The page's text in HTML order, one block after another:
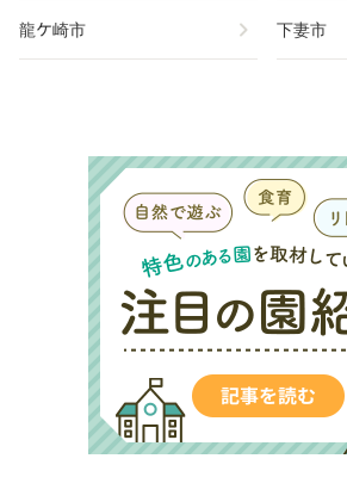
龍ケ崎市 chevron_right 下妻市